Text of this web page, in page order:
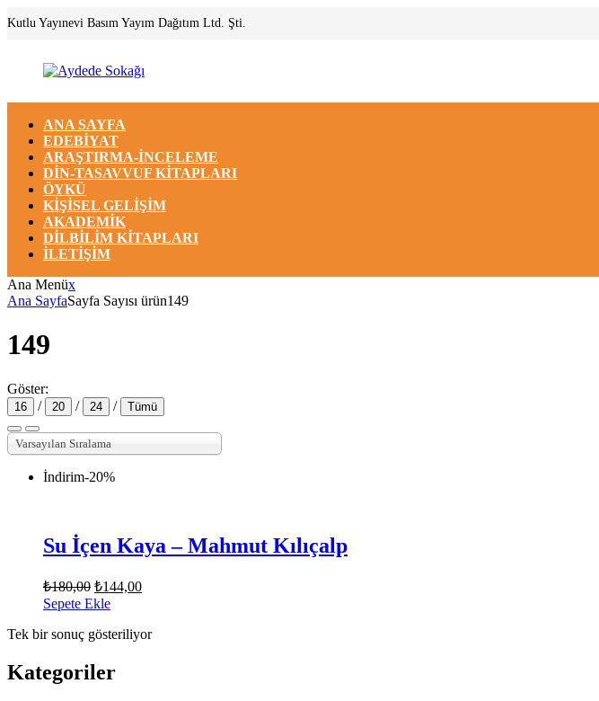
Kutlu Yayınevi Basım Yayım Dağıtım Ltd. Şti.
ANA SAYFA
EDEBIYAT
ARAŞTIRMA-İNCELEME
DIN-TASAVVUF KITAPLARI
ÖYKÜ
KIŞISEL GELIŞIM
AKADEMIK
DILBILIM KITAPLARI
İLETIŞIM
Ana Menüx
Ana SayfaSayfa Sayısı ürün149
149
Göster:
16 / 20 / 24 / Tümü
Varsayılan Sıralama
İndirim-20%
Su İçen Kaya – Mahmut Kılıçalp
₺180,00 Orijinal
fiyat:
₺144,00Şu
₺144,00.
Sepete Ekle
Tek bir sonuç gösteriliyor
Kategoriler